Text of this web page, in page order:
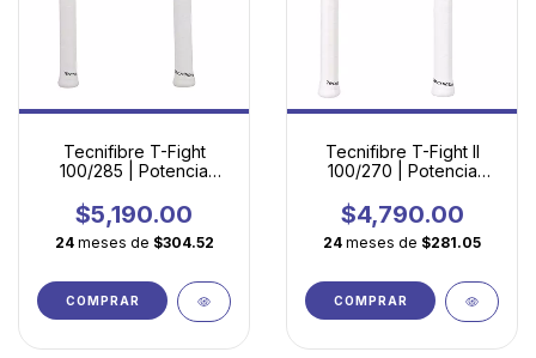
Tecnifibre T-Fight
100/285 | Potencia
Competitivo
$5,190.00
24 meses de $304.52
COMPRAR
Tecnifibre T-Fight II
100/270 | Potencia
en Desarrollo
$4,790.00
24 meses de $281.05
COMPRAR